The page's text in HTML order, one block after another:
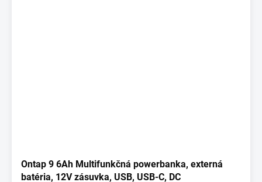
Ontap 9 6Ah Multifunkčná powerbanka, externá
batéria, 12V zásuvka, USB, USB-C, DC